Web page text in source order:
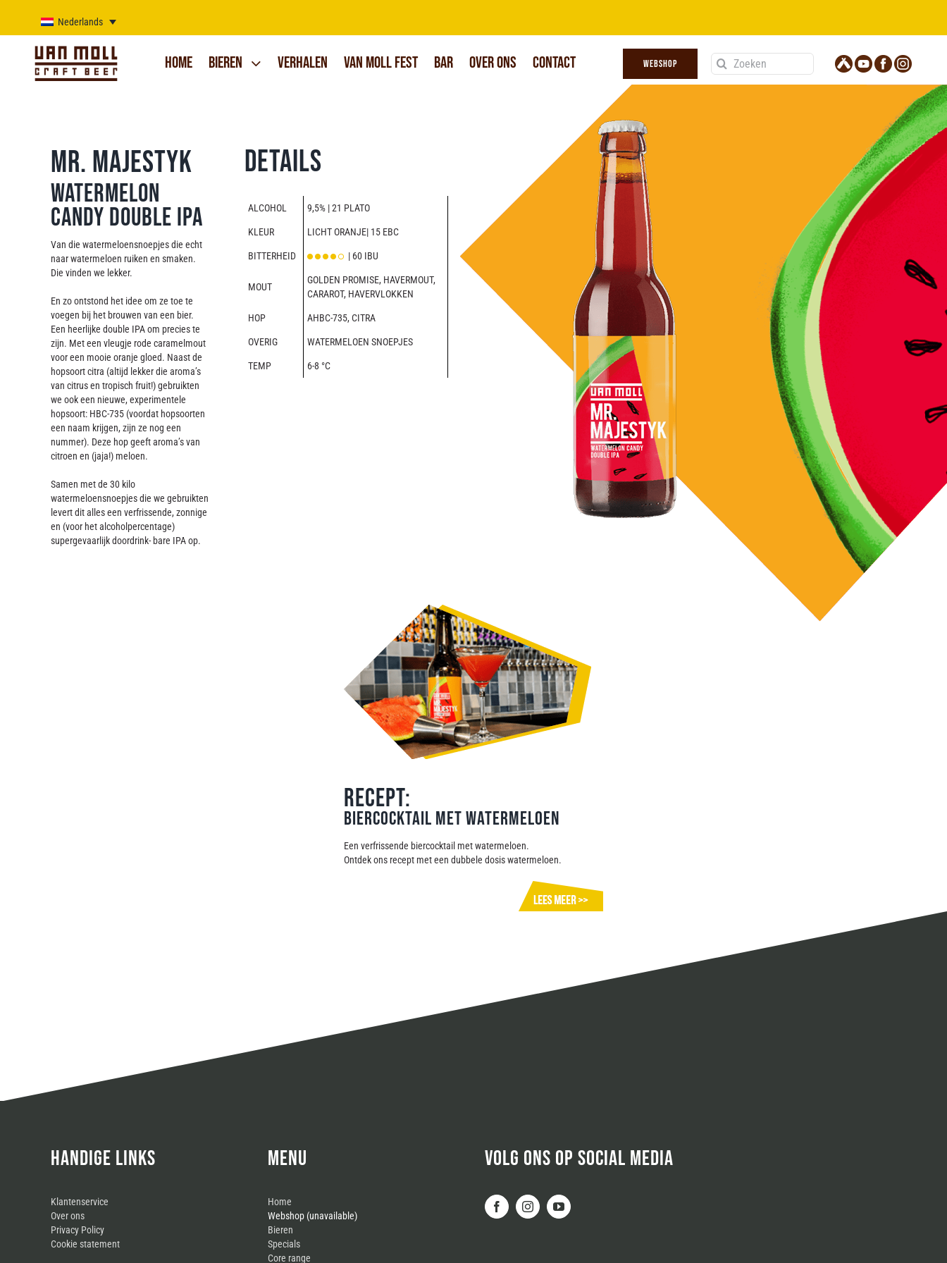
inhoud
Nederlands
Home Bieren Verhalen Van Moll Fest Bar Over Ons Contact WEBSHOP
Zoeken
naar:
Mr. Majestyk
Watermelon
Candy Double IPA
Van die watermeloensnoepjes die echt
naar watermeloen ruiken en smaken.
Die vinden we lekker.
En zo ontstond het idee om ze toe te
voegen bij het brouwen van een bier.
Een heerlijke double IPA om precies te
zijn. Met een vleugje rode caramelmout
voor een mooie oranje gloed. Naast de
hopsoort citra (altijd lekker die aroma’s
van citrus en tropisch fruit!) gebruikten
we ook een nieuwe, experimentele
hopsoort: HBC-735 (voordat hopsoorten
een naam krijgen, zijn ze nog een
nummer). Deze hop geeft aroma’s van
citroen en (jaja!) meloen.
Samen met de 30 kilo
watermeloensnoepjes die we gebruikten
levert dit alles een verfrissende, zonnige
en (voor het alcoholpercentage)
supergevaarlijk doordrink- bare IPA op.
Details
ALCOHOL 9,5% | 21 PLATO
KLEUR LICHT ORANJE| 15 EBC
BITTERHEID | 60 IBU
MOUT
GOLDEN PROMISE, HAVERMOUT,
CARAROT, HAVERVLOKKEN
HOP AHBC-735, CITRA
OVERIG WATERMELOEN SNOEPJES
TEMP 6-8 °C
RECEPT:
Biercocktail met Watermeloen
Een verfrissende biercocktail met watermeloen.
Ontdek ons recept met een dubbele dosis watermeloen.
HANDIGE LINKS
Klantenservice
Over ons
Privacy Policy
Cookie statement
MENU
Home
Webshop (unavailable)
Bieren
Specials
Core range
VOLG ONS OP SOCIAL MEDIA